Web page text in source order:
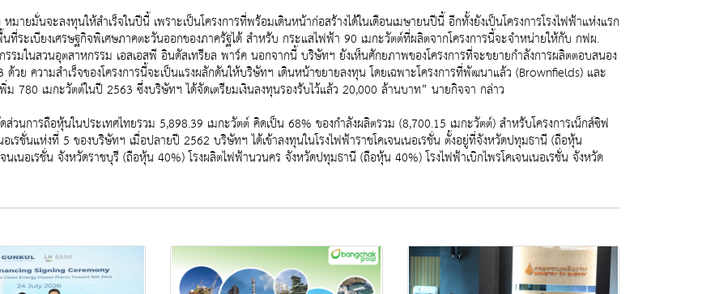
ายมั่นจะลงทุนให้สำเร็จในปีนี้ เพราะเป็นโครงการที่พร้อมเดินหน้าก่อสร้างได้ในเดือนเมษายนปีนี้ อีกทั้งยังเป็นโครงการโรงไฟฟ้าแห่งแรก
ระเบียงเศรษฐกิจพิเศษภาคตะวันออกของภาครัฐได้ สำหรับ กระแสไฟฟ้า 90 เมกะวัตต์ที่ผลิตจากโครงการนี้จะจำหน่ายให้กับ กฟผ.
มในสวนอุตสาหกรรม เอสเอสพี อินดัสเทรียล พาร์ค นอกจากนี้ บริษัทฯ ยังเห็นศักยภาพของโครงการที่จะขยายกำลังการผลิตตอบสนอง
ย ความสำเร็จของโครงการนี้จะเป็นแรงผลักดันให้บริษัทฯ เดินหน้าขยายลงทุน โดยเฉพาะโครงการที่พัฒนาแล้ว (Brownfields) และ
780 เมกะวัตต์ในปี 2563 ซึ่งบริษัทฯ ได้จัดเตรียมเงินลงทุนรองรับไว้แล้ว 20,000 ล้านบาท” นายกิจจา กล่าว
การถือหุ้นในประเทศไทยรวม 5,898.39 เมกะวัตต์ คิดเป็น 68% ของกำลังผลิตรวม (8,700.15 เมกะวัตต์) สำหรับโครงการเน็กส์ซิฟ
อเรชั่นแห่งที่ 5 ของบริษัทฯ เมื่อปลายปี 2562 บริษัทฯ ได้เข้าลงทุนในโรงไฟฟ้าราชโคเจนเนอเรชั่น ตั้งอยู่ที่จังหวัดปทุมธานี (ถือหุ้น
นเนอเรชั่น จังหวัดราชบุรี (ถือหุ้น 40%) โรงผลิตไฟฟ้านวนคร จังหวัดปทุมธานี (ถือหุ้น 40%) โรงไฟฟ้าเบิกไพรโคเจนเนอเรชั่น จังหวัด